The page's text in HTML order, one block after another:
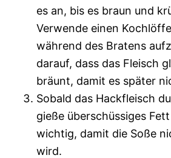
es an, bis es braun und
Verwende einen
während des Bratens
darauf, dass das Fleisch
bräunt, damit es später
Sobald das Hackfleisch
gieße überschüssiges
wichtig, damit die Soße
wird.